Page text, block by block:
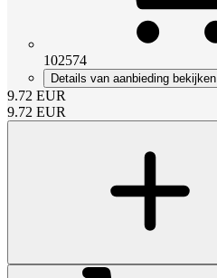
102574
Details van aanbieding bekijken
9.72 EUR
9.72 EUR